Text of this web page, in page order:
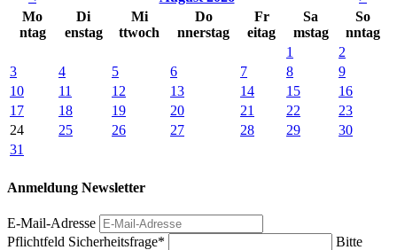
Mo
ntag
Di
enstag
Mi
ttwoch
Do
nnerstag
Fr
eitag
Sa
mstag
So
nntag
1
2
3
4 5 6 7 8
9
10
11 12 13 14 15
16
17
18 19 20 21 22
23
24
25 26 27 28 29
30
31
Anmeldung Newsletter
E-Mail-Adresse
Pflichtfeld Sicherheitsfrage*
Bitte